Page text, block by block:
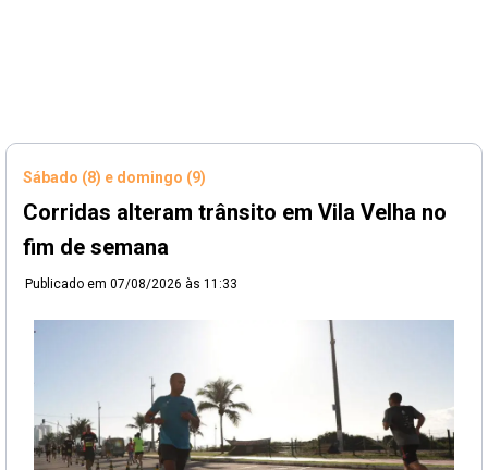
Sábado (8) e domingo (9)
Corridas alteram trânsito em Vila Velha no
fim de semana
Publicado em 07/08/2026 às 11:33